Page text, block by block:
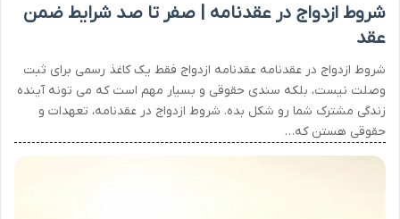
شروط ازدواج در عقدنامه | صفر تا صد شرایط ضمن
عقد
شروط ازدواج در عقدنامه عقدنامه ازدواج فقط یک کاغذ رسمی برای ثبت
وصلت نیست، بلکه سندی حقوقی و بسیار مهم است که می تونه آینده
زندگی مشترک شما رو شکل بده. شروط ازدواج در عقدنامه، تعهدات و
حقوقی هستن که…